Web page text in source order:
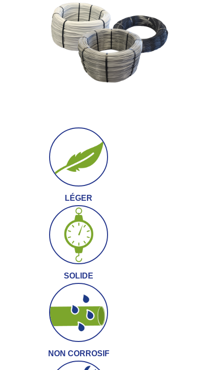
LÉGER
SOLIDE
NON CORROSIF